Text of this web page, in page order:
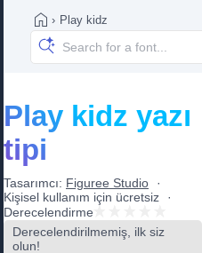
› Play kidz
Play kidz yazı
tipi
Tasarımcı: Figuree Studio
Kişisel kullanım için ücretsiz
Derecelendirme
Derecelendirilmemiş, ilk siz
olun!